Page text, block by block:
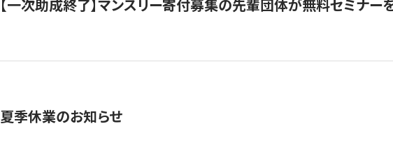
【一次助成終了】マンスリー寄付募集の先輩団体が無料セミナー
夏季休業のお知らせ